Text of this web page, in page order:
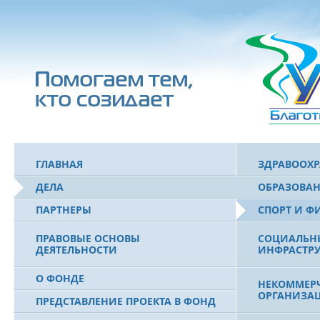
ГЛАВНАЯ
ДЕЛА
ПАРТНЕРЫ
ПРАВОВЫЕ ОСНОВЫ
ДЕЯТЕЛЬНОСТИ
О ФОНДЕ
ПРЕДСТАВЛЕНИЕ ПРОЕКТА В ФОНД
СПОРТ И